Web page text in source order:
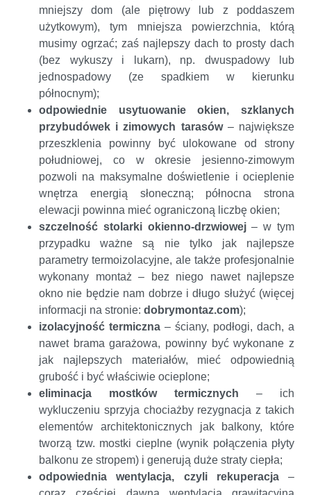
mniejszy dom (ale piętrowy lub z poddaszem
użytkowym), tym mniejsza powierzchnia, którą
musimy ogrzać; zaś najlepszy dach to prosty dach
(bez wykuszy i lukarn), np. dwuspadowy lub
jednospadowy (ze spadkiem w kierunku
północnym);
odpowiednie usytuowanie okien, szklanych
przybudówek i zimowych tarasów– największe
przeszklenia powinny być ulokowane od strony
południowej, co w okresie jesienno-zimowym
pozwoli na maksymalne doświetlenie i ocieplenie
wnętrza energią słoneczną; północna strona
elewacji powinna mieć ograniczoną liczbę okien;
szczelność stolarki okienno-drzwiowej– w tym
przypadku ważne są nie tylko jak najlepsze
parametry termoizolacyjne, ale także profesjonalnie
wykonany montaż – bez niego nawet najlepsze
okno nie będzie nam dobrze i długo służyć (więcej
informacji na stronie: dobrymontaz.com);
izolacyjność termiczna – ściany, podłogi, dach, a
nawet brama garażowa, powinny być wykonane z
jak najlepszych materiałów, mieć odpowiednią
grubość i być właściwie ocieplone;
eliminacja mostków termicznych – ich
wykluczeniu sprzyja chociażby rezygnacja z takich
elementów architektonicznych jak balkony, które
tworzą tzw. mostki cieplne (wynik połączenia płyty
balkonu ze stropem) i generują duże straty ciepła;
odpowiednia wentylacja, czyli rekuperacja –